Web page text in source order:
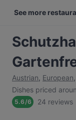
See more
Austrian, European,
Dishes priced
5.6/6 24 reviews